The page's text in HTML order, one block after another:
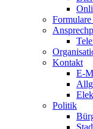
Kontakt
E-
Politik